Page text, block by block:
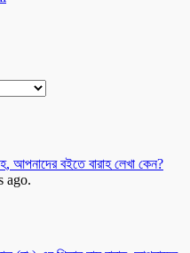
আপনাদের বইতে বারাহ লেখা কেন?
ago.